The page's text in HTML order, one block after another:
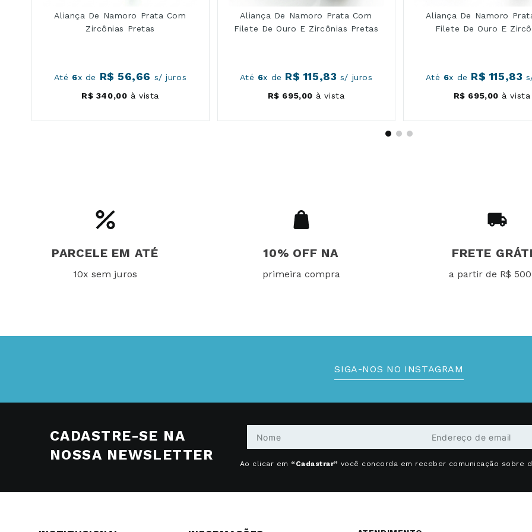
Pedra: Zircônia branca
Modelo: Quadrado, fosco com filete de ouro central e abaulado internamente
Diferencial: Contraste entre acabamento fosco e filete de ouro, com formato quadrado mais marcante
Aliança De Namoro Prata Com
Zircônias Pretas
Até 6x de R$ 56,66 s/ juros
R$ 340,00 à vista
Aliança De Namoro Prata Com
Filete De Ouro E Zircônias Pretas
Até 6x de R$ 115,83 s/ juros
R$ 695,00 à vista
Aliança De Namoro
Filete De Ouro E
Até 6x de R$ 115,83
R$ 695,00 à vista
PARCELE EM ATÉ
10x sem juros
10% OFF NA
primeira compra
FRETE
a partir de R$
SIGA-NOS NO INSTAGRAM
CADASTRE-SE NA
NOSSA NEWSLETTER
Ao clicar em “Cadastrar” você concorda em receber comunicação sobre